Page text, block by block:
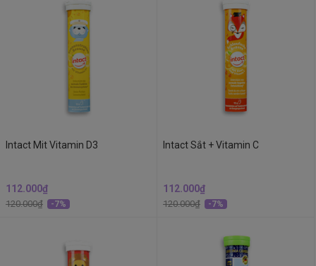
Intact Mit Vitamin D3
112.000₫
120.000₫ -7%
Intact Sắt + Vitamin C
112.000₫
120.000₫ -7%